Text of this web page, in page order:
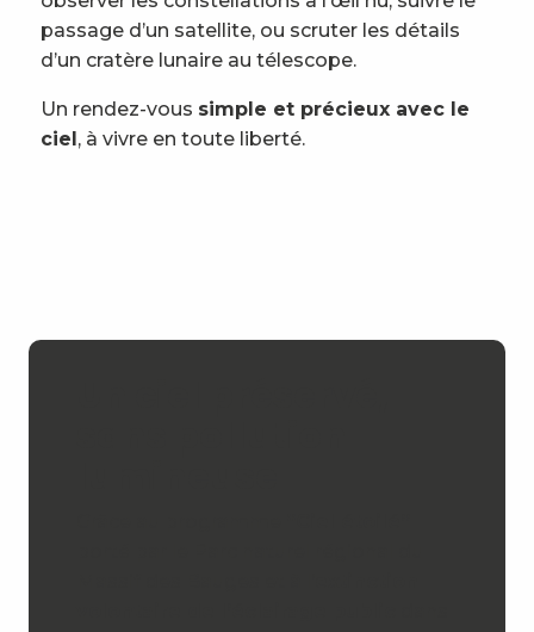
passage d’un satellite, ou scruter les détails
d’un cratère lunaire au télescope.
Un rendez-vous simple et précieux avec le
ciel, à vivre en toute liberté.